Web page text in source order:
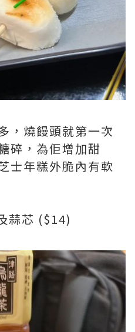
，燒饅頭就第一次
碎，為佢增加甜
士年糕外脆內有軟
蒜芯 ($14)